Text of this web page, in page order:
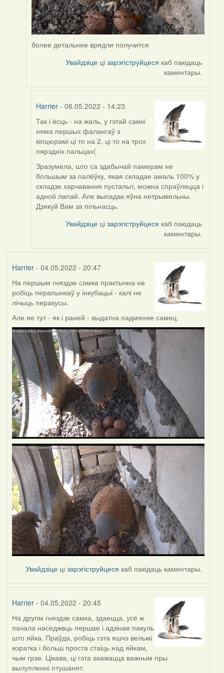
более детальнее врядли получится
Увайдзіце цізарэгіструйцеся каб пакідаць
каментары.
Harrier - 06.05.2022 - 14:23
In
reply
to
by
ZNR
Так і ёсць - на жаль, у гэтай самкі
няма першых фалангаў з
кіпцюрамі ці то на 2, ці то на трох
пярэдніх пальцах(
Зразумела, што са здабычай памерам не
большым за палёўку, якая складае амаль 100% у
складзе харчавання пустальгі, можна спраўляцца і
адной лапай. Але выпадак яўна нетрывіяльны.
Дзякуй Вам за пільнасць.
Увайдзіце цізарэгіструйцеся каб пакідаць
каментары.
Harrier- 04.05.2022 - 20:47
На першым гняздзе самка практычна не
робіць перапынкаў у інкубацыі - калі не
лічыць перакусы.
Але яе тут - як і раней - выдатна падмяняе самец.
Увайдзіце цізарэгіструйцеся каб пакідаць каментары.
Harrier- 04.05.2022 - 20:45
На другім гняздзе самка, здаецца, усё ж
пачала наседжвць першае і адзінае пакуль
што яйка. Праўда, робіць гэта яшчэ вельмі
коратка і больш проста стаіць над яйкам,
чым грэе. Цікава, ці гэта акажацца важным пры
вылупленні птушанят.